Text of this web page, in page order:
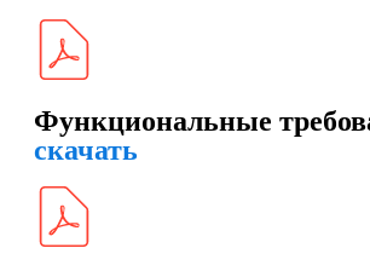
Функциональные
скачать